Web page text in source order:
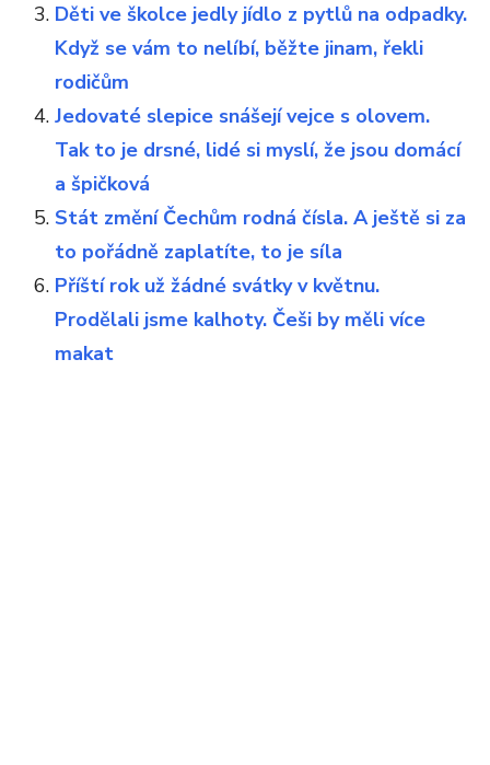
Děti ve školce jedly jídlo z pytlů na odpadky.
Když se vám to nelíbí, běžte jinam, řekli
rodičům
Jedovaté slepice snášejí vejce s olovem.
Tak to je drsné, lidé si myslí, že jsou domácí
a špičková
Stát změní Čechům rodná čísla. A ještě si za
to pořádně zaplatíte, to je síla
Příští rok už žádné svátky v květnu.
Prodělali jsme kalhoty. Češi by měli více
makat